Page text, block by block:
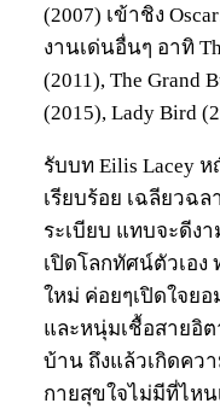
(2007) เข้าชิง
งานเด่นอื่นๆ อาทิ
(2011), The Grand
(2015), Lady Bird
รับบท Eilis Lacey
เรียบร้อย เฉลียวฉ
ระเบียบ แทบจะดีง
เปิดโลกทัศน์ตัวเอง
ใหม่ ค่อยๆเปิดใจย
และหนุ่มเชื้อสายอิต
บ้าน ถึงแล้วเกิดควา
กายสุขใจไม่มีที่ไห